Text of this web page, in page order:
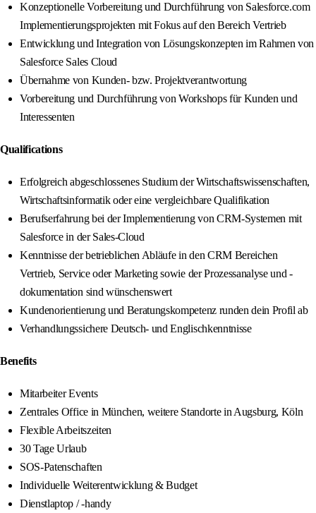
Konzeptionelle Vorbereitung und Durchführung von Salesforce.com
Implementierungsprojekten mit Fokus auf den Bereich Vertrieb
Entwicklung und Integration von Lösungskonzepten im Rahmen von
Salesforce Sales Cloud
Übernahme von Kunden- bzw. Projektverantwortung
Vorbereitung und Durchführung von Workshops für Kunden und
Interessenten
Qualifications
Erfolgreich abgeschlossenes Studium der Wirtschaftswissenschaften,
Wirtschaftsinformatik oder eine vergleichbare Qualifikation
Berufserfahrung bei der Implementierung von CRM-Systemen mit
Salesforce in der Sales-Cloud
Kenntnisse der betrieblichen Abläufe in den CRM Bereichen
Vertrieb, Service oder Marketing sowie der Prozessanalyse und -
dokumentation sind wünschenswert
Kundenorientierung und Beratungskompetenz runden dein Profil ab
Verhandlungssichere Deutsch- und Englischkenntnisse
Benefits
Mitarbeiter Events
Zentrales Office in München, weitere Standorte in Augsburg, Köln
Flexible Arbeitszeiten
30 Tage Urlaub
SOS-Patenschaften
Individuelle Weiterentwicklung & Budget
Dienstlaptop / -handy